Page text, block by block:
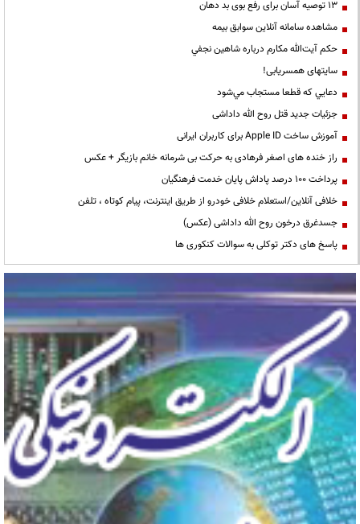
13 توصیه آسان برای رفع بوی بد دهان
مشاهده سامانه آنلاين سوابق بیمه
حكم آيت‌الله مكارم درباره شاهين نجفي
سایتهای همسریابی!
دعايي كه قطعا مستجاب مي‌شود
جزئیات جدید قتل روح الله داداشی
آموزش ساخت Apple ID برای کاربران ایرانی
راز خنده های اصغر فرهادی به حرکت بی شرمانه خانم بازیگر + عکس
پرداخت ۱۰۰ درصد پاداش پایان خدمت فرهنگیان
خلافی آنلاین/استعلام خلافی خودرو از طریق اینترنت، پیام کوتاه ، تلفن
جسدغرق درخون روح الله داداشی (عکس)
پاسخ های دکتر توکلی به سوالات کنکوری ها